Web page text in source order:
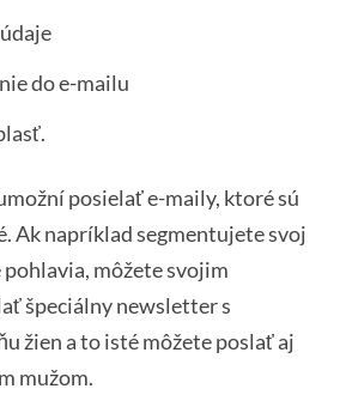
do e-mailu
posielať e-maily, ktoré sú
Ak napríklad segmentujete svoj
pohlavia, môžete svojim
špeciálny newsletter s
žien a to isté môžete poslať aj
mužom.